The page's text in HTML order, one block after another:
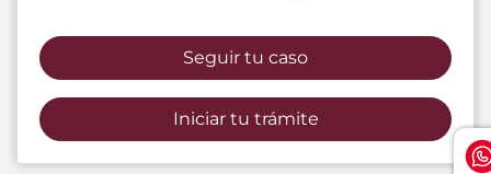
Seguir tu caso
Iniciar tu trámite